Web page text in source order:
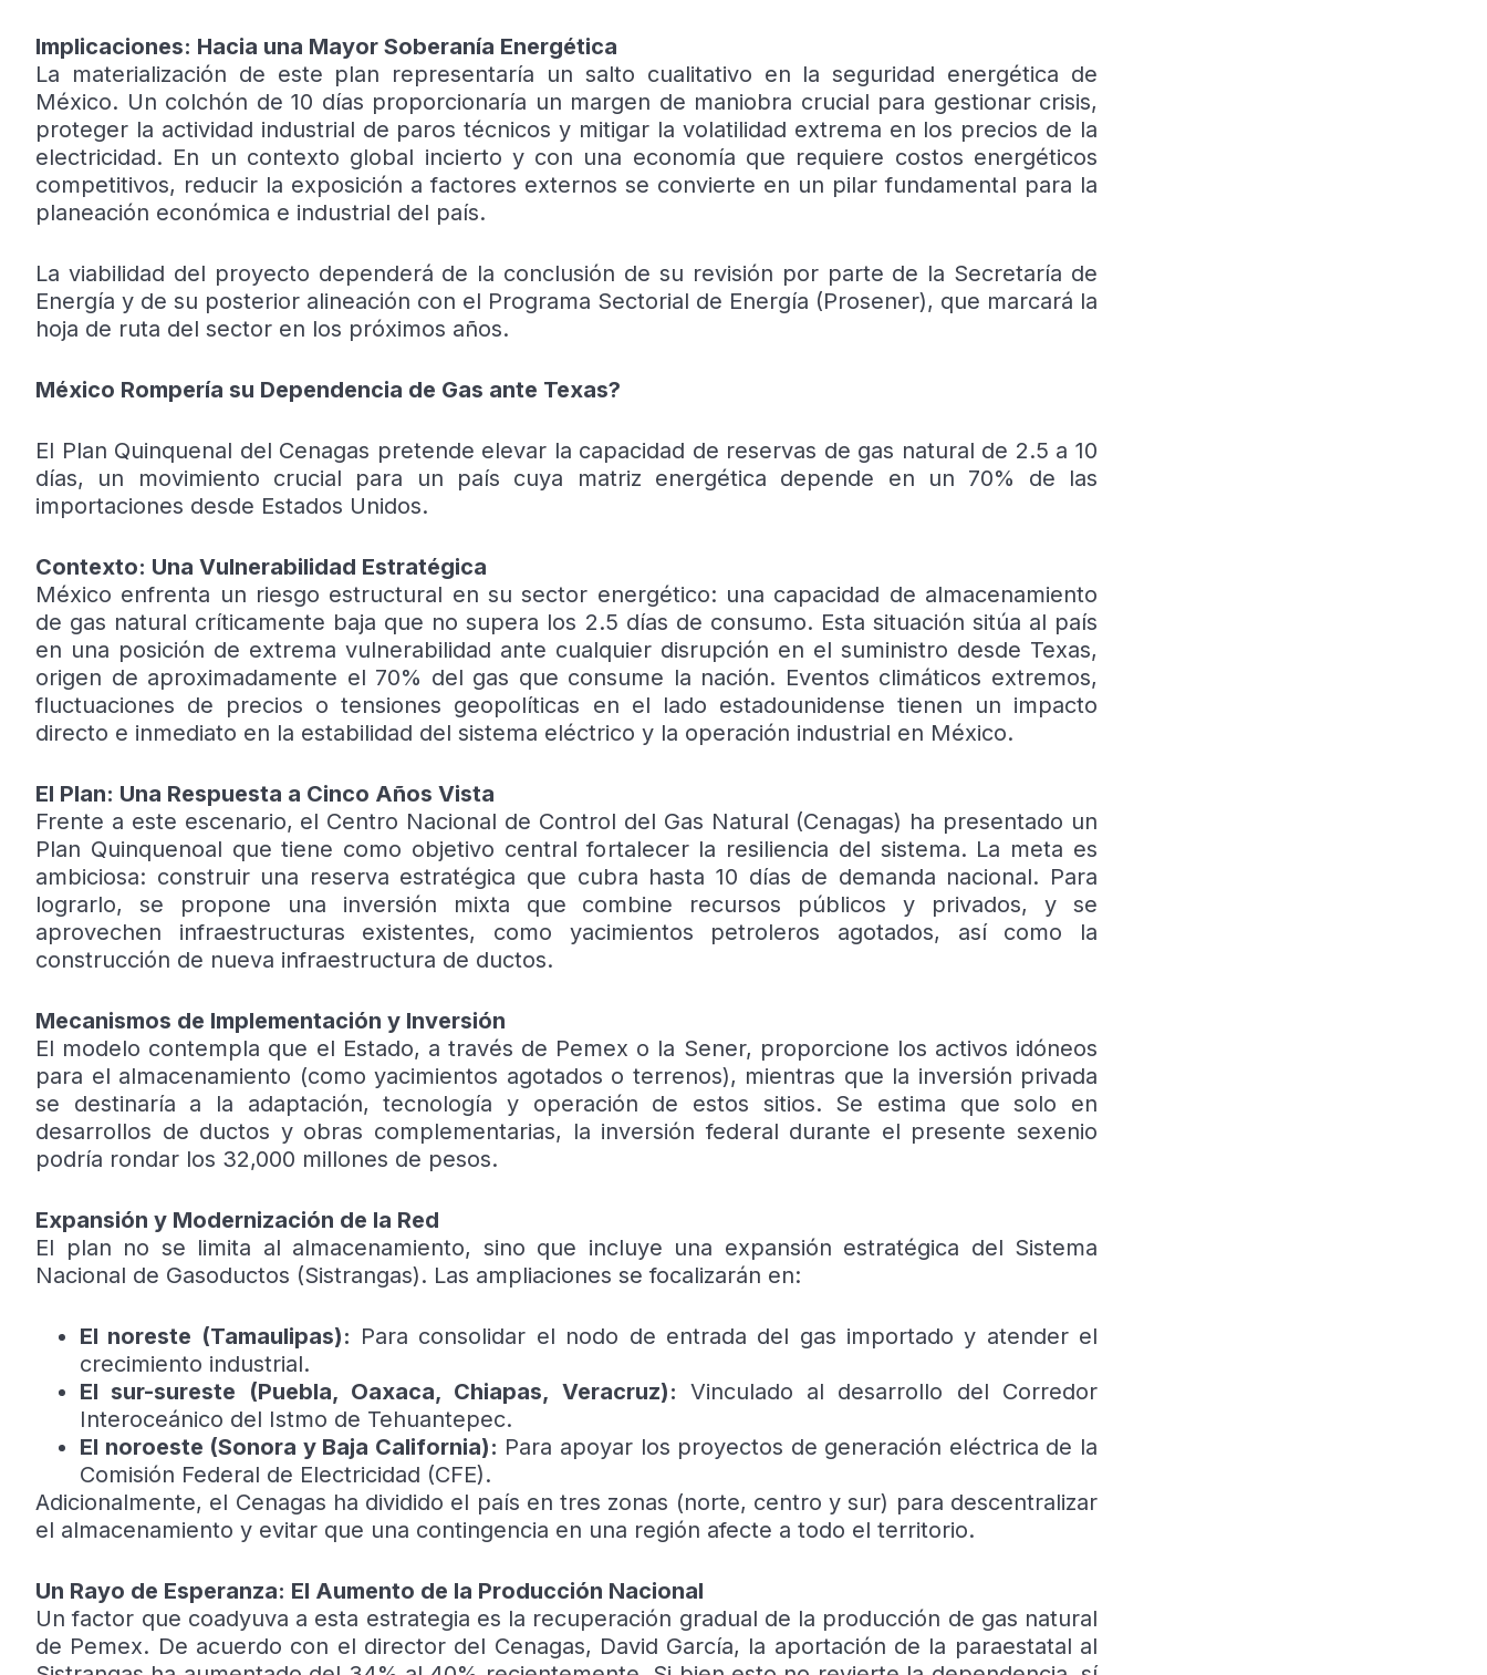
Implicaciones: Hacia una Mayor Soberanía Energética
La materialización de este plan representaría un salto cualitativo en la seguridad energética de
México. Un colchón de 10 días proporcionaría un margen de maniobra crucial para gestionar crisis,
proteger la actividad industrial de paros técnicos y mitigar la volatilidad extrema en los precios de la
electricidad. En un contexto global incierto y con una economía que requiere costos energéticos
competitivos, reducir la exposición a factores externos se convierte en un pilar fundamental para la
planeación económica e industrial del país.
La viabilidad del proyecto dependerá de la conclusión de su revisión por parte de la Secretaría de
Energía y de su posterior alineación con el Programa Sectorial de Energía (Prosener), que marcará la
hoja de ruta del sector en los próximos años.
México Rompería su Dependencia de Gas ante Texas?
El Plan Quinquenal del Cenagas pretende elevar la capacidad de reservas de gas natural de 2.5 a 10
días, un movimiento crucial para un país cuya matriz energética depende en un 70% de las
importaciones desde Estados Unidos.
Contexto: Una Vulnerabilidad Estratégica
México enfrenta un riesgo estructural en su sector energético: una capacidad de almacenamiento
de gas natural críticamente baja que no supera los 2.5 días de consumo. Esta situación sitúa al país
en una posición de extrema vulnerabilidad ante cualquier disrupción en el suministro desde Texas,
origen de aproximadamente el 70% del gas que consume la nación. Eventos climáticos extremos,
fluctuaciones de precios o tensiones geopolíticas en el lado estadounidense tienen un impacto
directo e inmediato en la estabilidad del sistema eléctrico y la operación industrial en México.
El Plan: Una Respuesta a Cinco Años Vista
Frente a este escenario, el Centro Nacional de Control del Gas Natural (Cenagas) ha presentado un
Plan Quinquenoal que tiene como objetivo central fortalecer la resiliencia del sistema. La meta es
ambiciosa: construir una reserva estratégica que cubra hasta 10 días de demanda nacional. Para
lograrlo, se propone una inversión mixta que combine recursos públicos y privados, y se
aprovechen infraestructuras existentes, como yacimientos petroleros agotados, así como la
construcción de nueva infraestructura de ductos.
Mecanismos de Implementación y Inversión
El modelo contempla que el Estado, a través de Pemex o la Sener, proporcione los activos idóneos
para el almacenamiento (como yacimientos agotados o terrenos), mientras que la inversión privada
se destinaría a la adaptación, tecnología y operación de estos sitios. Se estima que solo en
desarrollos de ductos y obras complementarias, la inversión federal durante el presente sexenio
podría rondar los 32,000 millones de pesos.
Expansión y Modernización de la Red
El plan no se limita al almacenamiento, sino que incluye una expansión estratégica del Sistema
Nacional de Gasoductos (Sistrangas). Las ampliaciones se focalizarán en:
El noreste (Tamaulipas): Para consolidar el nodo de entrada del gas importado y atender el
crecimiento industrial.
El sur-sureste (Puebla, Oaxaca, Chiapas, Veracruz): Vinculado al desarrollo del Corredor
Interoceánico del Istmo de Tehuantepec.
El noroeste (Sonora y Baja California): Para apoyar los proyectos de generación eléctrica de la
Comisión Federal de Electricidad (CFE).
Adicionalmente, el Cenagas ha dividido el país en tres zonas (norte, centro y sur) para descentralizar
el almacenamiento y evitar que una contingencia en una región afecte a todo el territorio.
Un Rayo de Esperanza: El Aumento de la Producción Nacional
Un factor que coadyuva a esta estrategia es la recuperación gradual de la producción de gas natural
de Pemex. De acuerdo con el director del Cenagas, David García, la aportación de la paraestatal al